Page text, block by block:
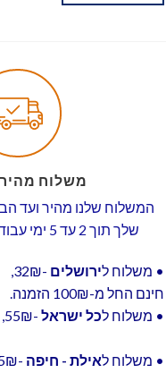
משלוח
המשלוח שלנו מהיר ועד
שלך תוך 2 עד 5 ימי עבודה בהתאם למקום:
• משלוח לירושלים -32₪,
חינם החל מ-100₪ הזמנה.
• משלוח לכל ישראל -55₪,
• משלוח לאילת - חיפה -55₪,